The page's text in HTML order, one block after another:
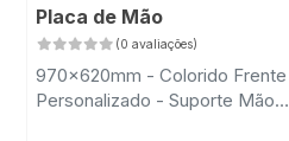
Placa de Mão
(0 avaliações)
970x620mm - Colorido
Personalizado - Suporte Mão